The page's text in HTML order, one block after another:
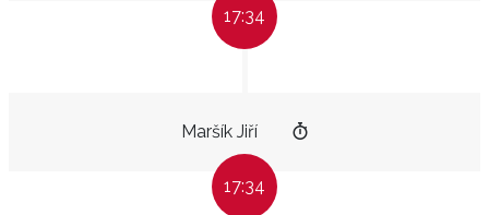
17:34
Maršík Jiří
17:34